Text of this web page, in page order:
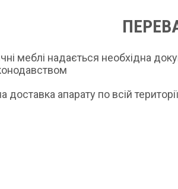
меблі надається необхідна
доставка апарату по всій